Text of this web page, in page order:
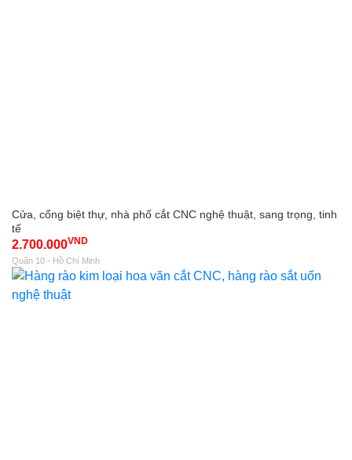
Cửa, cổng biệt thự, nhà phố cắt CNC nghệ thuật, sang trọng, tinh
tế
2.700.000VND
Quận 10 - Hồ Chí Minh